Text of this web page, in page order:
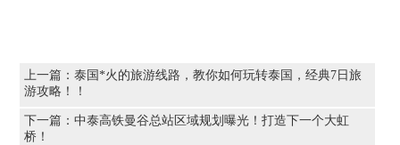
上一篇：泰国*火的旅游线路，教你如何玩转泰国，经典7日旅
游攻略！！
下一篇：中泰高铁曼谷总站区域规划曝光！打造下一个大虹
桥！